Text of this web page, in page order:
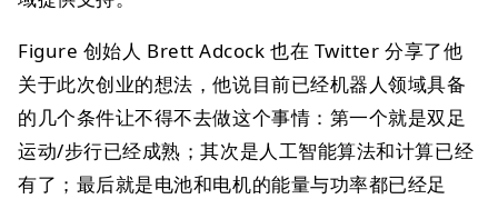
Figure 创始人 Brett Adcock 也在 Twitter 分享了他
关于此次创业的想法，他说目前已经机器人领域具备
的几个条件让不得不去做这个事情：第一个就是双足
运动/步行已经成熟；其次是人工智能算法和计算已经
有了；最后就是电池和电机的能量与功率都已经足